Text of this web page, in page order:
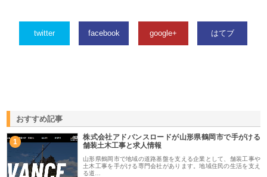
twitter facebook google+ はてブ
おすすめ記事
1
株式会社アドバンスロードが山形県鶴岡市で手がける
舗装土木工事と求人情報
山形県鶴岡市で地域の道路基盤を支える企業として、舗装工事や
土木工事を手がける専門会社があります。地域住民の生活を支え
る道…